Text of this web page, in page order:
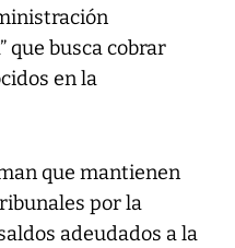
que busca cobrar
en la
que mantienen
por la
adeudados a la